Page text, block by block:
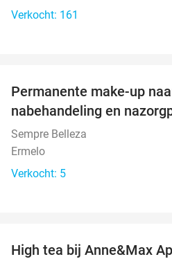
Verkocht: 161
Permanente make-up
nabehandeling en
Sempre Belleza
Ermelo
Verkocht: 5
High tea bij Anne&Max